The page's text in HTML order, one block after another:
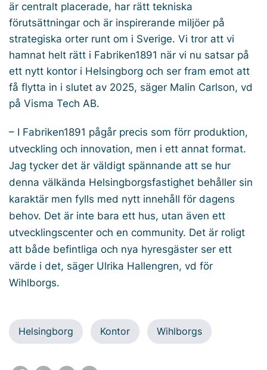
är centralt placerade, har rätt tekniska
förutsättningar och är inspirerande miljöer på
strategiska orter runt om i Sverige. Vi tror att vi
hamnat helt rätt i Fabriken1891 när vi nu satsar på
ett nytt kontor i Helsingborg och ser fram emot att
få flytta in i slutet av 2025, säger Malin Carlson, vd
på Visma Tech AB.
– I Fabriken1891 pågår precis som förr produktion,
utveckling och innovation, men i ett annat format.
Jag tycker det är väldigt spännande att se hur
denna välkända Helsingborgsfastighet behåller sin
karaktär men fylls med nytt innehåll för dagens
behov. Det är inte bara ett hus, utan även ett
utvecklingscenter och en community. Det är roligt
att både befintliga och nya hyresgäster ser ett
värde i det, säger Ulrika Hallengren, vd för
Wihlborgs.
Helsingborg Kontor Wihlborgs